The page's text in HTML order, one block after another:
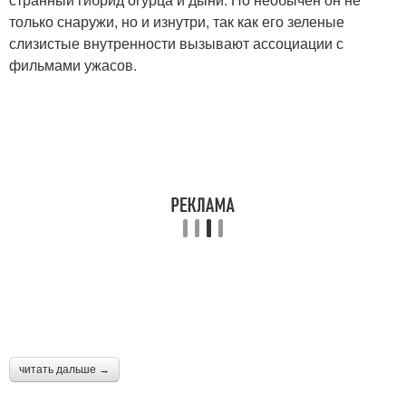
только снаружи, но и изнутри, так как его зеленые
слизистые внутренности вызывают ассоциации с
фильмами ужасов.
читать дальше →